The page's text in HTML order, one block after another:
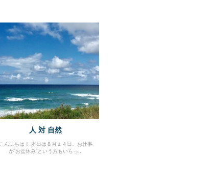
人 対 自然
こんにちは！ 本日は８月１４日。お仕事
が”お盆休み”という方もいらっ...